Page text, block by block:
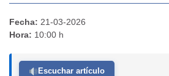
Fecha: 21-03-2026
Hora: 10:00 h
Escuchar artículo